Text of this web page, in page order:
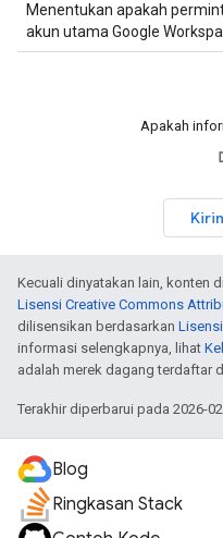
Menentukan apakah
akun utama Google
Apakah
Kecuali dinyatakan lain, konten
Lisensi Creative Commons
dilisensikan berdasarkan
informasi selengkapnya, lihat
adalah merek dagang terdaftar
Terakhir diperbarui pada 2026-
Blog
Ringkasan Stack